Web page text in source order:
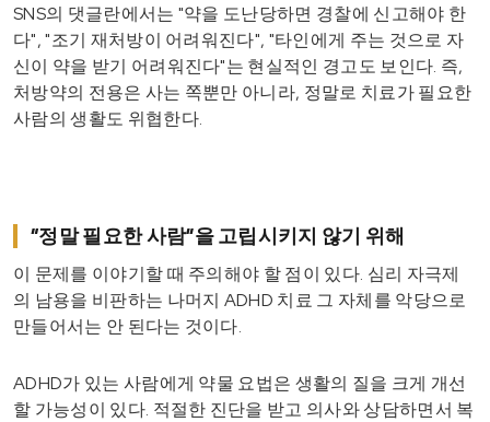
SNS의 댓글란에서는 "약을 도난당하면 경찰에 신고해야 한
다", "조기 재처방이 어려워진다", "타인에게 주는 것으로 자
신이 약을 받기 어려워진다"는 현실적인 경고도 보인다. 즉,
처방약의 전용은 사는 쪽뿐만 아니라, 정말로 치료가 필요한
사람의 생활도 위협한다.
“정말 필요한 사람”을 고립시키지 않기 위해
이 문제를 이야기할 때 주의해야 할 점이 있다. 심리 자극제
의 남용을 비판하는 나머지 ADHD 치료 그 자체를 악당으로
만들어서는 안 된다는 것이다.
ADHD가 있는 사람에게 약물 요법은 생활의 질을 크게 개선
할 가능성이 있다. 적절한 진단을 받고 의사와 상담하면서 복